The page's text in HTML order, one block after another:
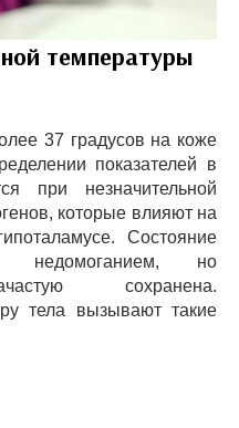
температуры
37 градусов на коже
показателей в
при незначительной
которые влияют на
Состояние
недомоганием, но
сохранена.
тела вызывают такие